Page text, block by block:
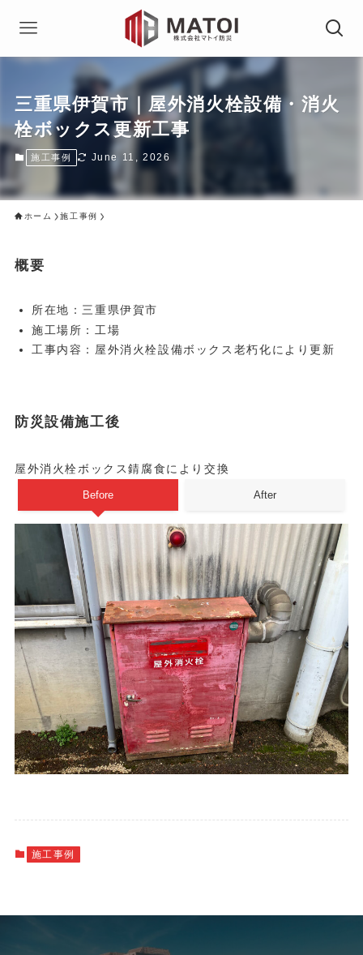
三重県伊賀市｜屋外消火栓設備・消火
栓ボックス更新工事
施工事例 June 11, 2026
ホーム 施工事例
概要
所在地：三重県伊賀市
施工場所：工場
工事内容：屋外消火栓設備ボックス老朽化により更新
防災設備施工後
屋外消火栓ボックス錆腐食により交換
Before After
施工事例